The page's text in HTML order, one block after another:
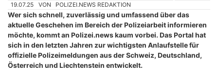
19.07.25 VON POLIZEI.NEWS REDAKTION
Wer sich schnell, zuverlässig und umfassend über das
aktuelle Geschehen im Bereich der Polizeiarbeit informieren
möchte, kommt an Polizei.news kaum vorbei. Das Portal hat
sich in den letzten Jahren zur wichtigsten Anlaufstelle für
offizielle Polizeimeldungen aus der Schweiz, Deutschland,
Österreich und Liechtenstein entwickelt.